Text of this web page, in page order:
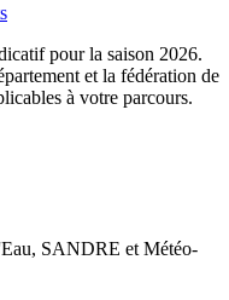
pour la saison 2026.
et la fédération de
à votre parcours.
SANDRE et Météo-